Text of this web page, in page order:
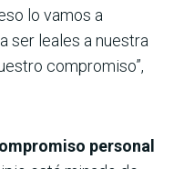
lo vamos a
ser leales a nuestra
compromiso”,
personal